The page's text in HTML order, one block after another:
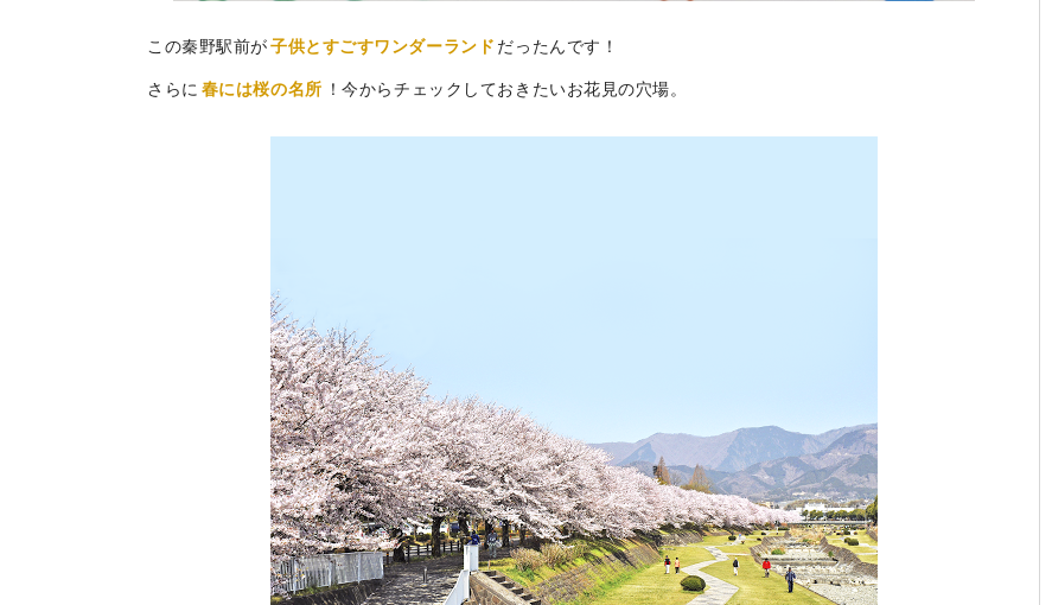
この秦野駅前が 子供とすごすワンダーランド だったんです！
さらに 春には桜の名所 ！今からチェックしておきたいお花見の穴場。